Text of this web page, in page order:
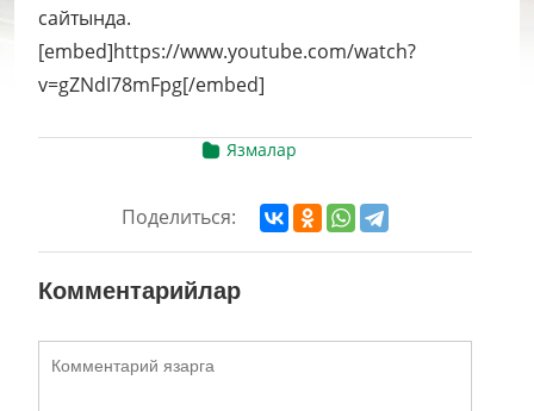
сайтында.
[embed]https://www.youtube.com/watch?
v=gZNdI78mFpg[/embed]
Язмалар
Поделиться:
Комментарийлар